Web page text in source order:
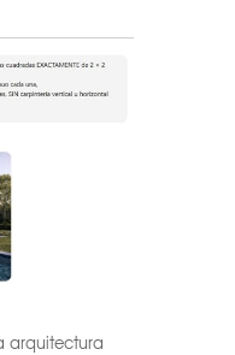
arquitectura